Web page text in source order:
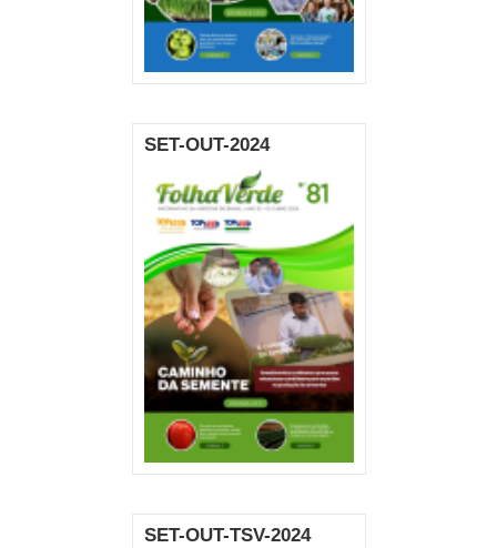
SET-OUT-2024
SET-OUT-TSV-2024